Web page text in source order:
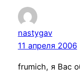
nastygav
11 апреля 2006
frumich, я Вас